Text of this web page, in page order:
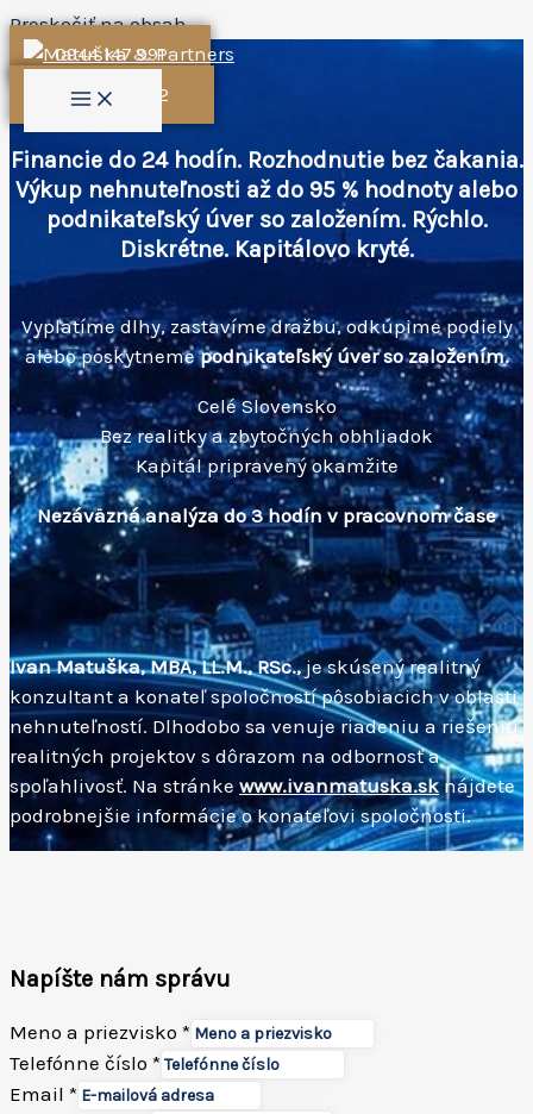
Preskočiť na obsah
0944 147 991
0944 147 992
Financie do 24 hodín. Rozhodnutie bez čakania.
Výkup nehnuteľnosti až do 95 % hodnotyalebo
podnikateľský úver so založením. Rýchlo.
Diskrétne. Kapitálovo kryté.
Vyplatíme dlhy, zastavíme dražbu, odkúpime podiely
alebo poskytnemepodnikateľský úver so založením.
Celé Slovensko
Bez realitky a zbytočných obhliadok
Kapitál pripravený okamžite
Nezáväzná analýza do 3 hodín v pracovnom čase
Ivan Matuška, MBA, LL.M., RSc.,je skúsený realitný
konzultant a konateľ spoločností pôsobiacich v oblasti
nehnuteľností. Dlhodobo sa venuje riadeniu a riešeniu
realitných projektov s dôrazom na odbornosť a
spoľahlivosť. Na stránke www.ivanmatuska.sknájdete
podrobnejšie informácie o konateľovi spoločnosti.
Napíšte nám správu
Meno a priezvisko *
Paragraph
číslo
Telefónne číslo *
Email *